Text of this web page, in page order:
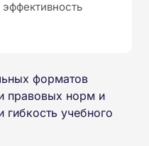
форматов
правовых норм и
гибкость учебного